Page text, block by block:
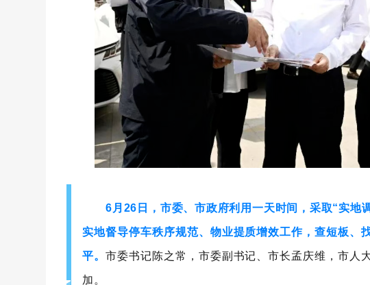
6月26日，市委、市政府利用一天时间，采取“实地
实地督导停车秩序规范、物业提质增效工作，查短板、
平。市委书记陈之常，市委副书记、市长孟庆维，市人
加。